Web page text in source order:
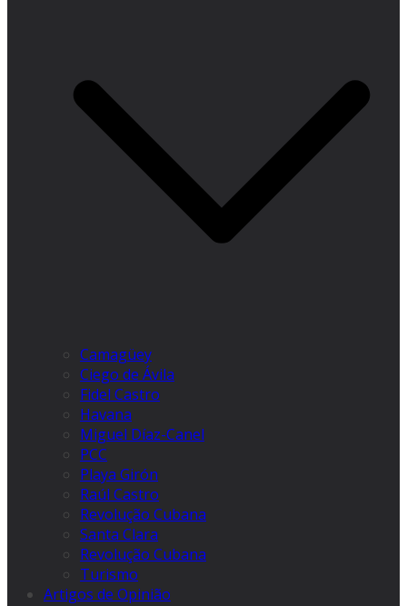
Camagüey
Ciego de Ávila
Fidel Castro
Havana
Miguel Díaz-Canel
PCC
Playa Girón
Raúl Castro
Revolução Cubana
Santa Clara
Revolução Cubana
Turismo
Artigos de Opinião